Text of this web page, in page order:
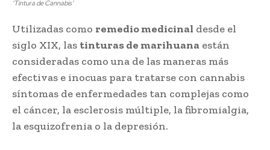
‘Tintura de Cannabis’
Utilizadas como remedio medicinal desde el
siglo XIX, las tinturas de marihuana están
consideradas como una de las maneras más
efectivas e inocuas para tratarse con cannabis
síntomas de enfermedades tan complejas como
el cáncer, la esclerosis múltiple, la fibromialgia,
la esquizofrenia o la depresión.